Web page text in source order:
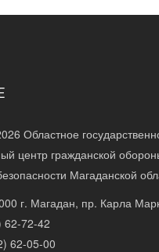
Областное
центр гражданской
Магаданской
г. Магадан, пр. Карла
62-72-42
62-05-00